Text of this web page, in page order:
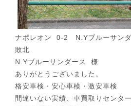
ナポレオン 0‐2 N.Yブルーサン
敗北
N.Yブルーサンダース 様
ありがとうございました。
格安車検・安心車検・激安車検
間違いない実績、車買取りセンタ